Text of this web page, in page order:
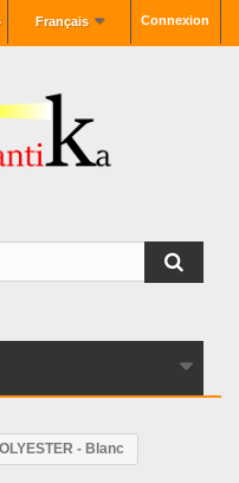
Connexion
Français
- Blanc